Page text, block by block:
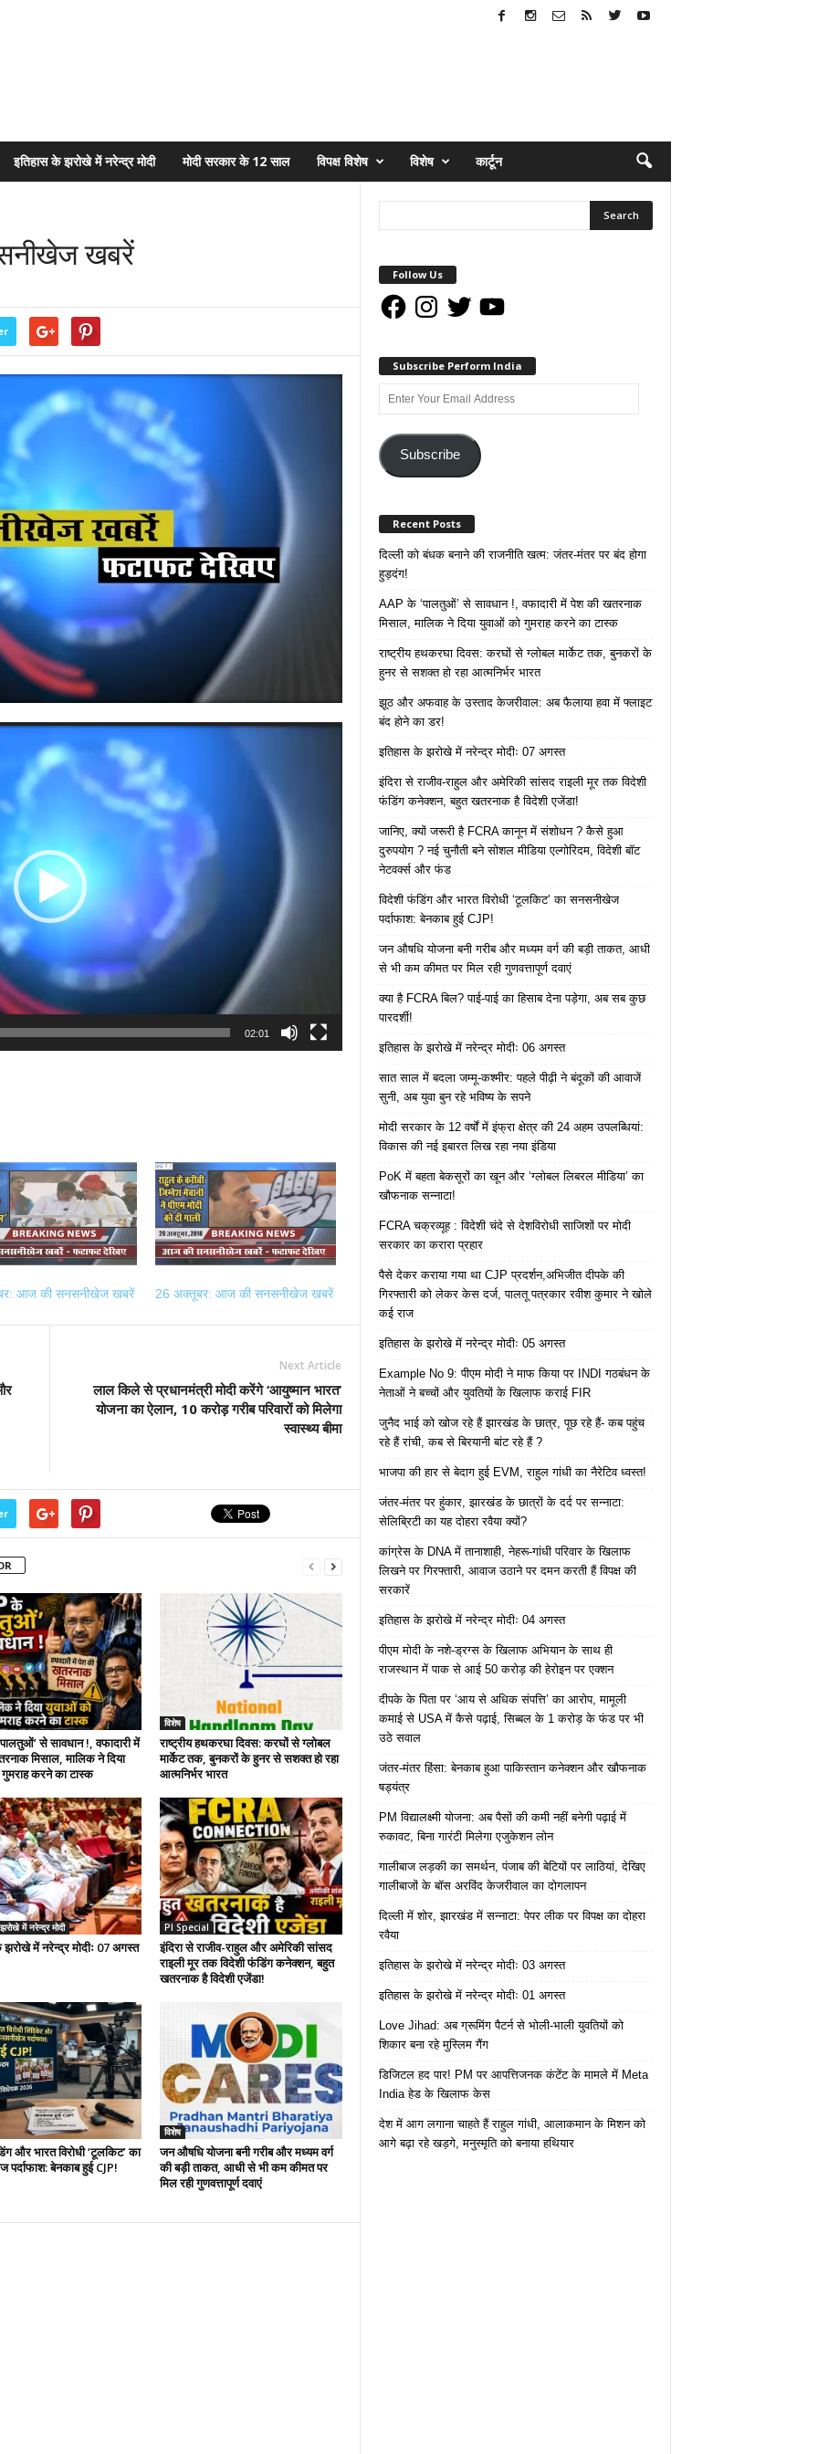
इतिहास के झरोखे में नरेन्द्र मोदी मोदी सरकार के 12 साल विपक्ष विशेष विशेष कार्टून
खबरें
02:01
आज की सनसनीखेज खबरें 26 अक्तूबर: आज की सनसनीखेज खबरें
Next Article
लाल किले से प्रधानमंत्री मोदी करेंगे ‘आयुष्मान भारत’
योजना का ऐलान, 10 करोड़ गरीब परिवारों को मिलेगा
स्वास्थ्य बीमा
से सावधान !, वफादारी में
मिसाल, मालिक ने दिया
करने का टास्क
विशेष
राष्ट्रीय हथकरघा दिवस: करघों से ग्लोबल
मार्केट तक, बुनकरों के हुनर से सशक्त हो रहा
आत्मनिर्भर भारत
में नरेन्द्र मोदी
झरोखे में नरेन्द्र मोदीः 07 अगस्त
PI Special
इंदिरा से राजीव-राहुल और अमेरिकी सांसद
राइली मूर तक विदेशी फंडिंग कनेक्शन, बहुत
खतरनाक है विदेशी एजेंडा!
और भारत विरोधी ‘टूलकिट’ का
बेनकाब हुई CJP!
विशेष
जन औषधि योजना बनी गरीब और मध्यम वर्ग
की बड़ी ताकत, आधी से भी कम कीमत पर
मिल रही गुणवत्तापूर्ण दवाएं
Follow Us
FacebookInstagram
Twitter YouTube
Subscribe Perform India
Enter
Your
AddressSubscribe
Recent Posts
दिल्ली को बंधक बनाने की राजनीति खत्म: जंतर-मंतर पर बंद होगा
हुड़दंग!
AAP के ‘पालतुओं’ से सावधान !, वफादारी में पेश की खतरनाक
मिसाल, मालिक ने दिया युवाओं को गुमराह करने का टास्क
राष्ट्रीय हथकरघा दिवस: करघों से ग्लोबल मार्केट तक, बुनकरों के
हुनर से सशक्त हो रहा आत्मनिर्भर भारत
झूठ और अफवाह के उस्ताद केजरीवाल: अब फैलाया हवा में फ्लाइट
बंद होने का डर!
इतिहास के झरोखे में नरेन्द्र मोदीः 07 अगस्त
इंदिरा से राजीव-राहुल और अमेरिकी सांसद राइली मूर तक विदेशी
फंडिंग कनेक्शन, बहुत खतरनाक है विदेशी एजेंडा!
जानिए, क्यों जरूरी है FCRA कानून में संशोधन ? कैसे हुआ
दुरुपयोग ? नई चुनौती बने सोशल मीडिया एल्गोरिदम, विदेशी बॉट
नेटवर्क्स और फंड
विदेशी फंडिंग और भारत विरोधी ‘टूलकिट’ का सनसनीखेज
पर्दाफाश: बेनकाब हुई CJP!
जन औषधि योजना बनी गरीब और मध्यम वर्ग की बड़ी ताकत, आधी
से भी कम कीमत पर मिल रही गुणवत्तापूर्ण दवाएं
क्या है FCRA बिल? पाई-पाई का हिसाब देना पड़ेगा, अब सब कुछ
पारदर्शी!
इतिहास के झरोखे में नरेन्द्र मोदीः 06 अगस्त
सात साल में बदला जम्मू-कश्मीर: पहले पीढ़ी ने बंदूकों की आवाजें
सुनी, अब युवा बुन रहे भविष्य के सपने
मोदी सरकार के 12 वर्षों में इंफ्रा क्षेत्र की 24 अहम उपलब्धियां:
विकास की नई इबारत लिख रहा नया इंडिया
PoK में बहता बेकसूरों का खून और ‘ग्लोबल लिबरल मीडिया’ का
खौफनाक सन्नाटा!
FCRA चक्रव्यूह : विदेशी चंदे से देशविरोधी साजिशों पर मोदी
सरकार का करारा प्रहार
पैसे देकर कराया गया था CJP प्रदर्शन,अभिजीत दीपके की
गिरफ्तारी को लेकर केस दर्ज, पालतू पत्रकार रवीश कुमार ने खोले
कई राज
इतिहास के झरोखे में नरेन्द्र मोदीः 05 अगस्त
Example No 9: पीएम मोदी ने माफ किया पर INDI गठबंधन के
नेताओं ने बच्चों और युवतियों के खिलाफ कराई FIR
जुनैद भाई को खोज रहे हैं झारखंड के छात्र, पूछ रहे हैं- कब पहुंच
रहे हैं रांची, कब से बिरयानी बांट रहे हैं ?
भाजपा की हार से बेदाग हुई EVM, राहुल गांधी का नैरेटिव ध्वस्त!
जंतर-मंतर पर हुंकार, झारखंड के छात्रों के दर्द पर सन्नाटा:
सेलिब्रिटी का यह दोहरा रवैया क्यों?
कांग्रेस के DNA में तानाशाही, नेहरू-गांधी परिवार के खिलाफ
लिखने पर गिरफ्तारी, आवाज उठाने पर दमन करती हैं विपक्ष की
सरकारें
इतिहास के झरोखे में नरेन्द्र मोदीः 04 अगस्त
पीएम मोदी के नशे-ड्रग्स के खिलाफ अभियान के साथ ही
राजस्थान में पाक से आई 50 करोड़ की हेरोइन पर एक्शन
दीपके के पिता पर ‘आय से अधिक संपत्ति’ का आरोप, मामूली
कमाई से USA में कैसे पढ़ाई, सिब्बल के 1 करोड़ के फंड पर भी
उठे सवाल
जंतर-मंतर हिंसा: बेनकाब हुआ पाकिस्तान कनेक्शन और खौफनाक
षड्यंत्र
PM विद्यालक्ष्मी योजना: अब पैसों की कमी नहीं बनेगी पढ़ाई में
रुकावट, बिना गारंटी मिलेगा एजुकेशन लोन
गालीबाज लड़की का समर्थन, पंजाब की बेटियों पर लाठियां, देखिए
गालीबाजों के बॉस अरविंद केजरीवाल का दोगलापन
दिल्ली में शोर, झारखंड में सन्नाटा: पेपर लीक पर विपक्ष का दोहरा
रवैया
इतिहास के झरोखे में नरेन्द्र मोदीः 03 अगस्त
इतिहास के झरोखे में नरेन्द्र मोदीः 01 अगस्त
Love Jihad: अब ग्रूमिंग पैटर्न से भोली-भाली युवतियों को
शिकार बना रहे मुस्लिम गैंग
डिजिटल हद पार! PM पर आपत्तिजनक कंटेंट के मामले में Meta
India हेड के खिलाफ केस
देश में आग लगाना चाहते हैं राहुल गांधी, आलाकमान के मिशन को
आगे बढ़ा रहे खड़गे, मनुस्मृति को बनाया हथियार